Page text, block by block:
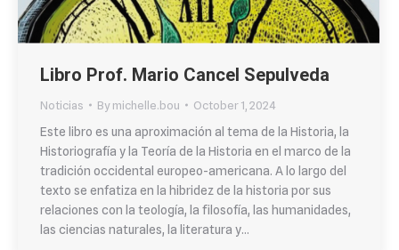
Libro Prof. Mario Cancel Sepulveda
Noticias Bymichelle.bou
October 1, 2024
Este libro es una aproximación al tema de la Historia, la
Historiografía y la Teoría de la Historia en el marco de la
tradición occidental europeo-americana. A lo largo del
texto se enfatiza en la hibridez de la historia por sus
relaciones con la teología, la filosofía, las humanidades,
las ciencias naturales, la literatura y…